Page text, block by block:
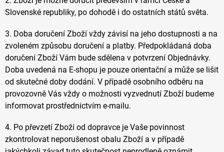
Slovenské republiky, po dohodě i do ostatních států světa.
3. Doba doručení Zboží vždy závisí na jeho dostupnosti a na
zvoleném způsobu doručení a platby. Předpokládaná doba
doručení Zboží Vám bude sdělena v potvrzení Objednávky.
Doba uvedená na E-shopu je pouze orientační a může se lišit
od skutečné doby dodání. V případě osobního odběru na
provozovně Vás vždy o možnosti vyzvednutí Zboží budeme
informovat prostřednictvím e-mailu.
4. Po převzetí Zboží od dopravce je Vaše povinnost
zkontrolovat neporušenost obalu Zboží a v případě